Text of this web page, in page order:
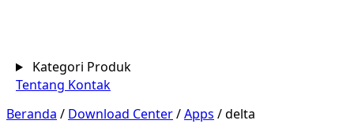
Kategori Produk
Tentang Kontak
Beranda / Download Center/Apps /delta